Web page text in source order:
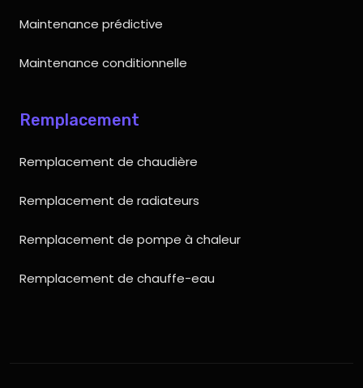
Maintenance prédictive
Maintenance conditionnelle
Remplacement
Remplacement de chaudière
Remplacement de radiateurs
Remplacement de pompe à chaleur
Remplacement de chauffe-eau